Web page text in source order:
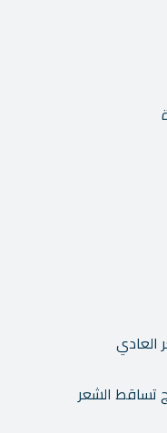
العادي
تساقط الشعر